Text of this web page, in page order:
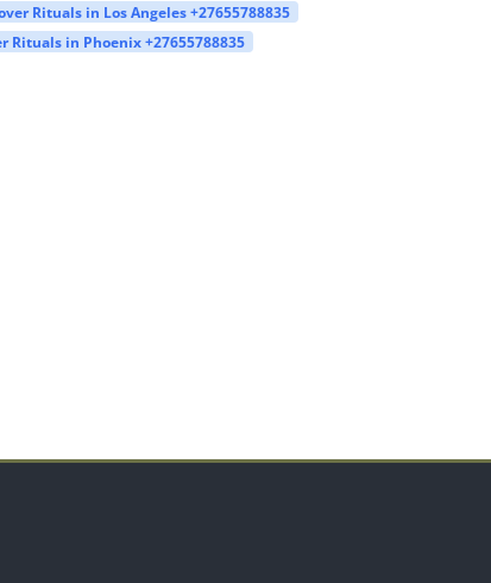
Rituals in Los Angeles +27655788835
Rituals in Phoenix +27655788835